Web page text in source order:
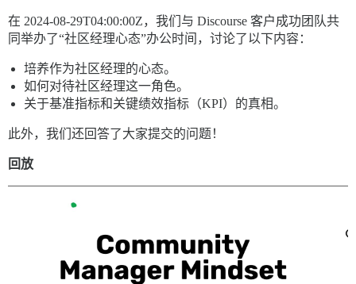
在 2024-08-29T04:00:00Z，我们与 Discourse 客户成功团队共
同举办了“社区经理心态”办公时间，讨论了以下内容：
培养作为社区经理的心态。
如何对待社区经理这一角色。
关于基准指标和关键绩效指标（KPI）的真相。
此外，我们还回答了大家提交的问题！
回放